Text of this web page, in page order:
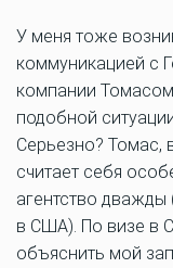
У меня тоже
коммуникацией с
компании
подобной
Серьезно? Томас,
считает себя
агентство
в США). По визе в
объяснить мой